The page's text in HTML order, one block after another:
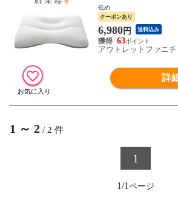
パイプ 補充パック付
肩こり 首こり 寝返
性 健康 寝具 ギフト
母の日 父の日 高め
京西川
低め
クーポンあり
6,980円 送料込み
63
アウトレットファニチ
詳
1 ～ 2 / 2 件
1
1/1